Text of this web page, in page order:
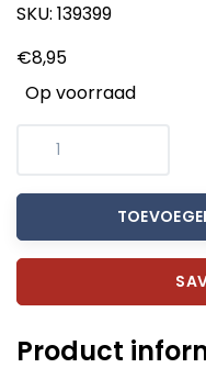
SKU: 139399
€8,95
Op voorraad
Product